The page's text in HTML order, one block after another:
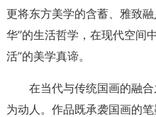
更将东方美学的含蓄、雅致
华”的生活哲学，在现代空间
活”的美学真谛。
在当代与传统国画的融
为动人。作品既承袭国画的